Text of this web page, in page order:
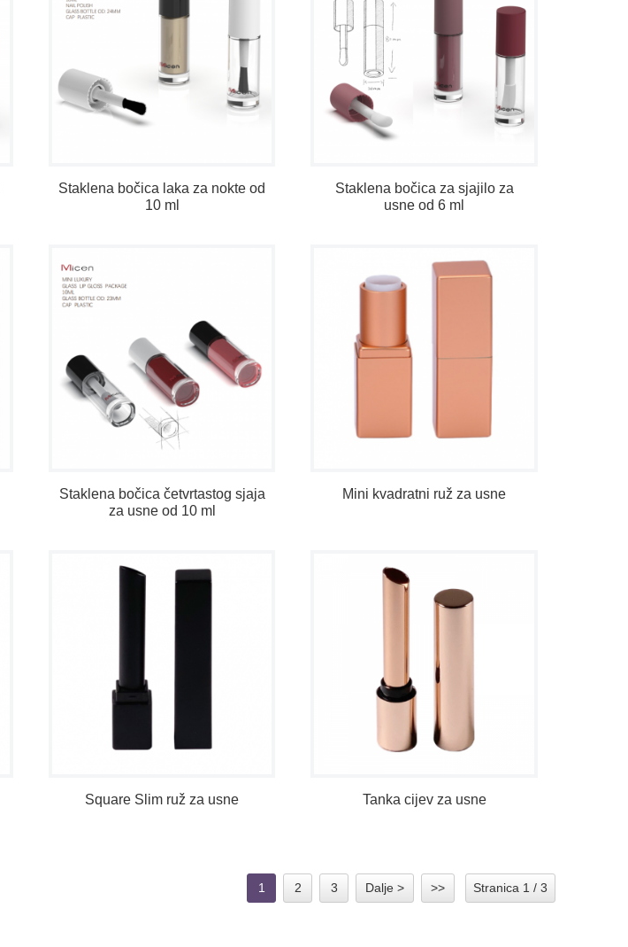
Staklena bočica laka za nokte od
10 ml
Staklena bočica za sjajilo za
usne od 6 ml
Staklena bočica četvrtastog sjaja
za usne od 10 ml
Mini kvadratni ruž za usne
Square Slim ruž za usne Tanka cijev za usne
1 2 3 Dalje > >> Stranica 1 / 3